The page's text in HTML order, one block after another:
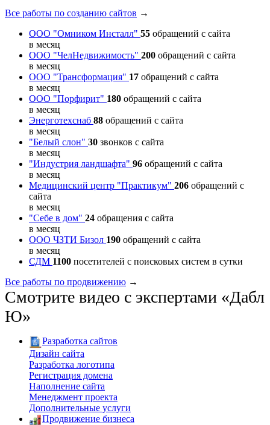
Все работы по созданию сайтов →
ООО "Омником Инсталл" 55 обращений с сайта
в месяц
ООО "ЧелНедвижимость" 200 обращений с сайта
в месяц
ООО "Трансформация" 17 обращений с сайта
в месяц
ООО "Порфирит" 180 обращений с сайта
в месяц
Энерготехснаб 88 обращений с сайта
в месяц
"Белый слон" 30 звонков с сайта
в месяц
"Индустрия ландшафта" 96 обращений с сайта
в месяц
Медицинский центр "Практикум" 206 обращений с
сайта
в месяц
"Себе в дом" 24 обращения с сайта
в месяц
ООО ЧЗТИ Бизол 190 обращений с сайта
в месяц
СДМ 1100 посетителей с поисковых систем в сутки
Все работы по продвижению →
Смотрите видео с экспертами «Дабл
Ю»
Разработка сайтов
Дизайн сайта
Разработка логотипа
Регистрация домена
Наполнение сайта
Менеджмент проекта
Дополнительные услуги
Продвижение бизнеса